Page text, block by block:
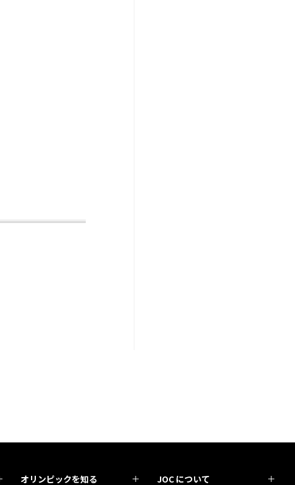
オリンピックを知る JOC について